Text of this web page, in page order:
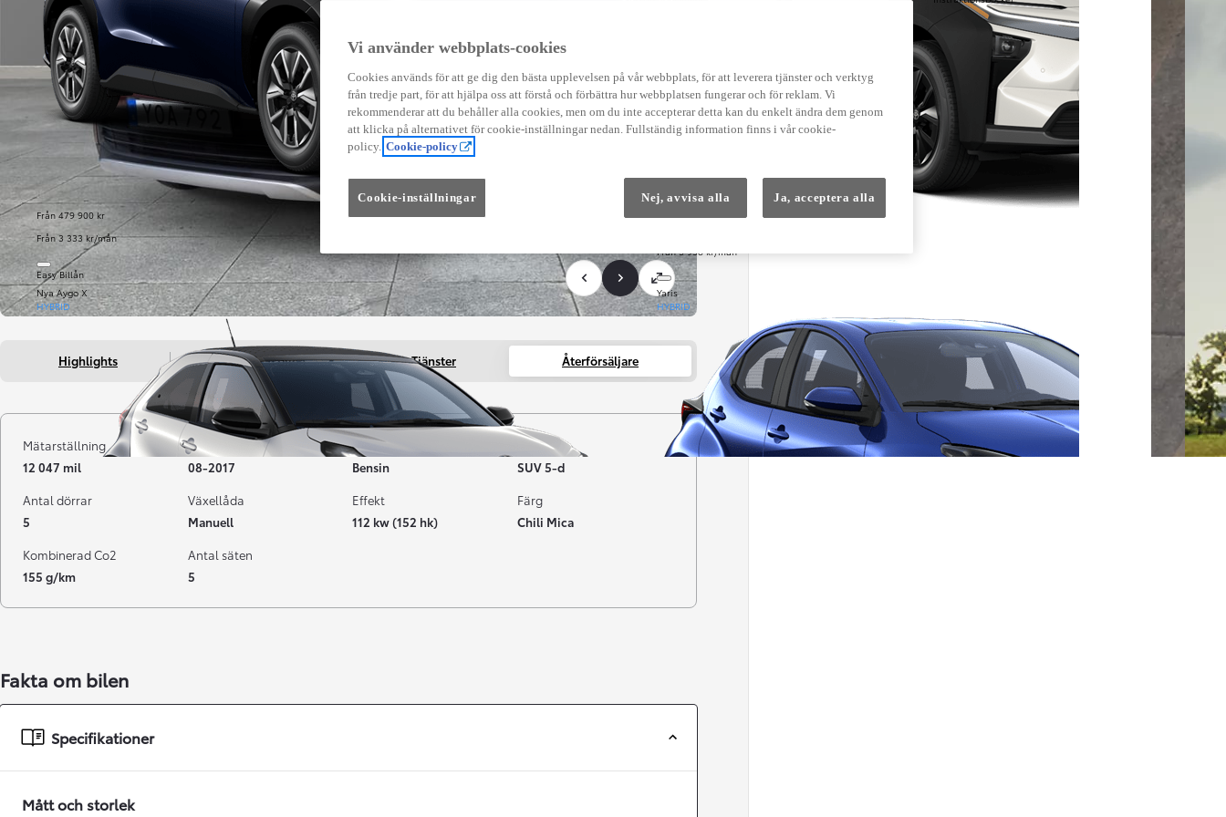
Från 479 900 kr
Från 3 333 kr/mån
Easy Billån
Från 3 958 kr/mån
Nya Aygo X
HYBRID
Från 238 900 kr
Easy Billån
Yaris
HYBRID
Easy Billån
GR Yaris
Highlights Fakta om bilen Tjänster Återförsäljare
Mätarställning
12 047 mil
Registrerad
08-2017
Bränsle
Bensin
Typ av bil
SUV 5-d
Antal dörrar
5
Växellåda
Manuell
Effekt
112 kw (152 hk)
Färg
Chili Mica
Kombinerad Co2
155 g/km
Antal säten
5
Fakta om bilen
Specifikationer
Mått och storlek
Vi använder webbplats-cookies
Cookies används för att ge dig den bästa upplevelsen på vår webbplats, för att leverera tjänster och verktyg
från tredje part, för att hjälpa oss att förstå och förbättra hur webbplatsen fungerar och för reklam. Vi
rekommenderar att du behåller alla cookies, men om du inte accepterar detta kan du enkelt ändra dem genom
att klicka på alternativet för cookie-inställningar nedan. Fullständig information finns i vår cookie-
policy. Cookie-policy
Cookie-inställningar Nej, avvisa alla Ja, acceptera alla